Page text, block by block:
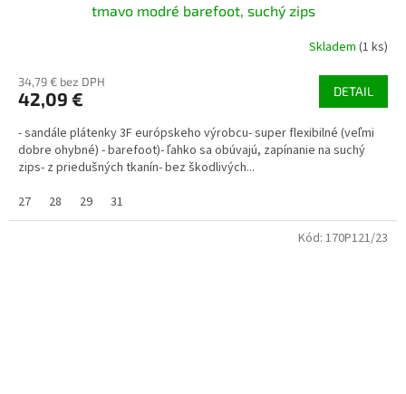
tmavo modré barefoot, suchý zips
Skladem (1 ks)
34,79 € bez DPH
42,09 € DETAIL
- sandále plátenky 3F európskeho výrobcu- super flexibilné (veľmi
dobre ohybné) - barefoot)- ľahko sa obúvajú, zapínanie na suchý
zips- z priedušných tkanín- bez škodlivých...
27
28 29 31
Kód: 170P121/23